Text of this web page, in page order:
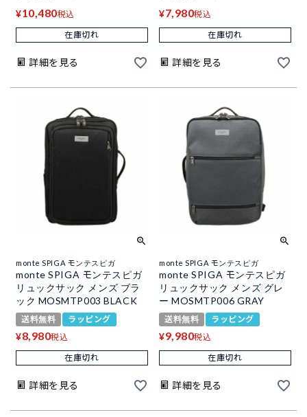
¥10,480税込
在庫切れ
詳細を見る
¥7,980税込
在庫切れ
詳細を見る
monte SPIGA モンテスピガ
monte SPIGA モンテスピガ
リュックサック メンズ ブラ
ック MOSMTP003 BLACK
送料無料 ラッピング
¥8,980税込
在庫切れ
詳細を見る
monte SPIGA モンテスピガ
monte SPIGA モンテスピガ
リュックサック メンズ グレ
ー MOSMTP006 GRAY
送料無料 ラッピング
¥9,980税込
在庫切れ
詳細を見る